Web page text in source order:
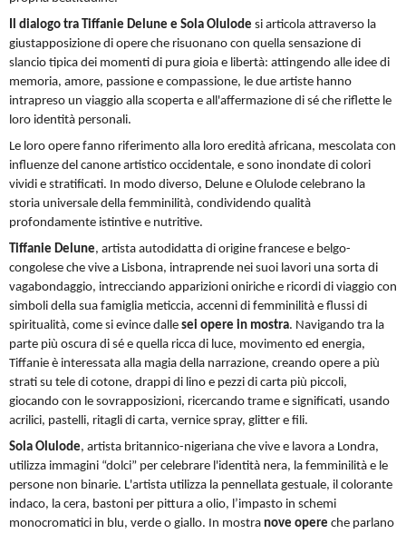
Il dialogo tra Tiffanie Delune e Sola Olulode si articola attraverso la
giustapposizione di opere che risuonano con quella sensazione di
slancio tipica dei momenti di pura gioia e libertà: attingendo alle idee di
memoria, amore, passione e compassione, le due artiste hanno
intrapreso un viaggio alla scoperta e all'affermazione di sé che riflette le
loro identità personali.
Le loro opere fanno riferimento alla loro eredità africana, mescolata con
influenze del canone artistico occidentale, e sono inondate di colori
vividi e stratificati. In modo diverso, Delune e Olulode celebrano la
storia universale della femminilità, condividendo qualità
profondamente istintive e nutritive.
Tiffanie Delune, artista autodidatta di origine francese e belgo-
congolese che vive a Lisbona, intraprende nei suoi lavori una sorta di
vagabondaggio, intrecciando apparizioni oniriche e ricordi di viaggio con
simboli della sua famiglia meticcia, accenni di femminilità e flussi di
spiritualità, come si evince dalle sei opere in mostra. Navigando tra la
parte più oscura di sé e quella ricca di luce, movimento ed energia,
Tiffanie è interessata alla magia della narrazione, creando opere a più
strati su tele di cotone, drappi di lino e pezzi di carta più piccoli,
giocando con le sovrapposizioni, ricercando trame e significati, usando
acrilici, pastelli, ritagli di carta, vernice spray, glitter e fili.
Sola Olulode, artista britannico-nigeriana che vive e lavora a Londra,
utilizza immagini “dolci” per celebrare l'identità nera, la femminilità e le
persone non binarie. L'artista utilizza la pennellata gestuale, il colorante
indaco, la cera, bastoni per pittura a olio, l’impasto in schemi
monocromatici in blu, verde o giallo. In mostra nove opere che parlano